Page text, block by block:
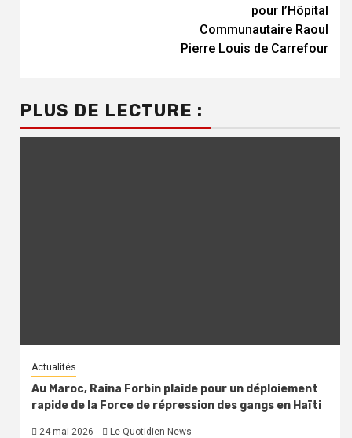
pour l’Hôpital
Communautaire Raoul
Pierre Louis de Carrefour
PLUS DE LECTURE :
Actualités
Au Maroc, Raina Forbin plaide pour un déploiement
rapide de la Force de répression des gangs en Haïti
24 mai 2026 Le Quotidien News